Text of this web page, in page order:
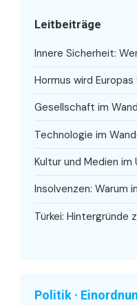
Leitbeiträge
Innere Sicherheit:
Hormus wird
Gesellschaft im
Technologie im
Kultur und Medien im
Insolvenzen: Warum
Türkei: Hintergründe
Politik ·